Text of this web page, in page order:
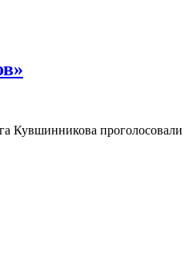
Кувшинникова проголосовали